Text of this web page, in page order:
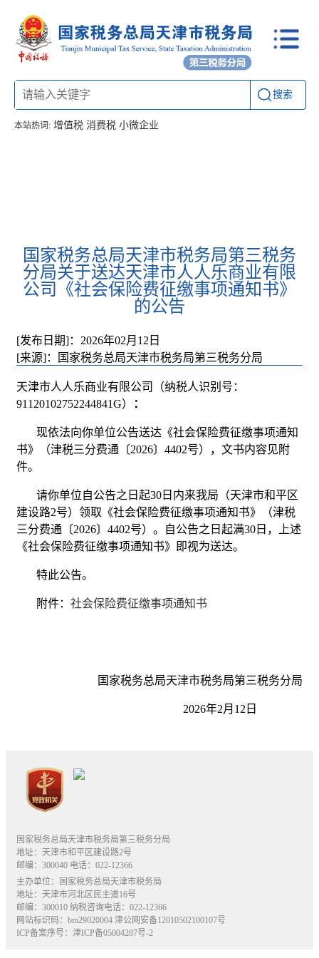
搜索
本站热词: 增值税 消费税 小微企业
国家税务总局天津市税务局第三税务
分局关于送达天津市人人乐商业有限
公司《社会保险费征缴事项通知书》
的公告
[发布日期]：2026年02月12日
[来源]：国家税务总局天津市税务局第三税务分局
天津市人人乐商业有限公司（纳税人识别号：
91120102752244841G）
：
现依法向你单位公告送达《社会保险费征缴事项通知
书》（津税三分费通〔2026〕4402号），文书内容见附
件。
请你单位自公告之日起30日内来我局（天津市和平区
建设路2号）领取《社会保险费征缴事项通知书》（津税
三分费通〔2026〕4402号）。自公告之日起满30日，上述
《社会保险费征缴事项通知书》即视为送达。
特此公告。
附件：社会保险费征缴事项通知书
国家税务总局天津市税务局第三税务分局
2026年2月12 日
国家税务总局天津市税务局第三税务分局
地址：天津市和平区建设路2号
邮编：300040 电话：022-12366
主办单位：国家税务总局天津市税务局
地址：天津市河北区民主道16号
邮编：300010 纳税咨询电话：022-12366
网站标识码：bm29020004 津公网安备12010502100107号
ICP备案序号：津ICP备05004207号-2